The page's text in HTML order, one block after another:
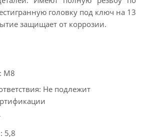
головку под ключ на 13
защищает от коррозии.
М8
Не подлежит
5,8